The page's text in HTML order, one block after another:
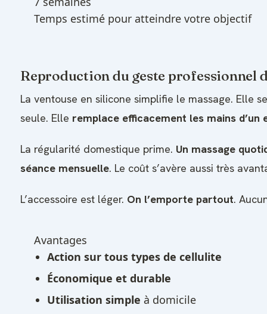
Temps estimé pour atteindre votre objectif
Reproduction du geste professionnel
La ventouse en silicone simplifie le massage. Elle
seule. Elle remplace efficacement les mains d’un
La régularité domestique prime. Un massage
séance mensuelle. Le coût s’avère aussi très
L’accessoire est léger. On l’emporte partout.
Avantages
Action sur tous types de cellulite
Économique et durable
Utilisation simple à domicile